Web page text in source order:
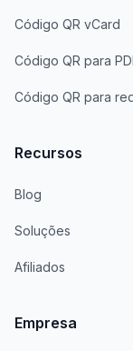
Código QR vCard
Código QR para
Código QR para
Recursos
Blog
Soluções
Afiliados
Empresa